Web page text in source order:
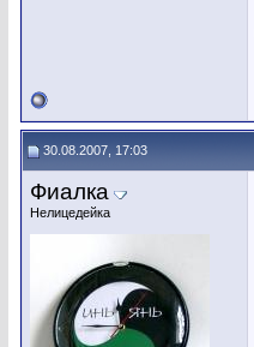
30.08.2007, 17:03
Фиалка
Нелицедейка